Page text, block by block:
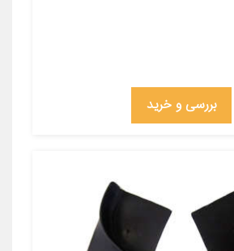
بررسی و خرید